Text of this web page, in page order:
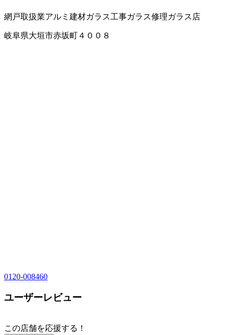
網戸取扱業アルミ建材ガラス工事ガラス修理ガラス店
岐阜県大垣市赤坂町４００８
0120-008460
ユーザーレビュー
この店舗を応援する！